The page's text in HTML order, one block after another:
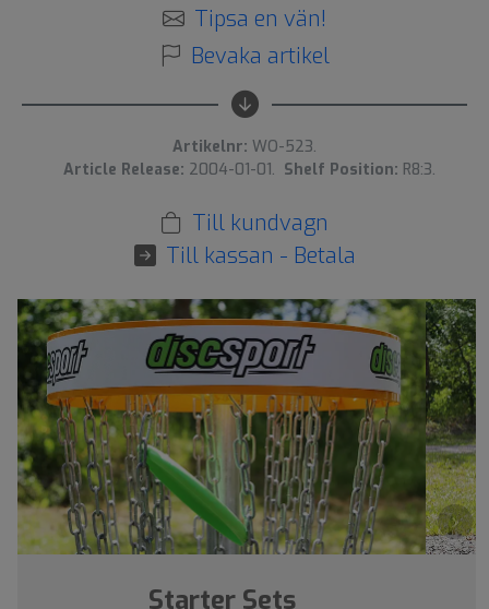
Tipsa en vän!
Bevaka artikel
Artikelnr: WO-523.
Article Release: 2004-01-01. Shelf Position: R8:3.
Till kundvagn
Till kassan - Betala
›
Starter Sets